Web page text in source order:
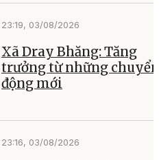
23:19, 03/08/2026
Xã Dray Bhăng: Tăng
trưởng từ những chuyển
động mới
23:16, 03/08/2026